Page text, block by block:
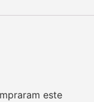
este